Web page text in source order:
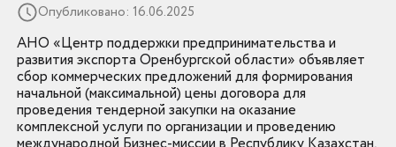
Опубликовано: 16.06.2025
АНО «Центр поддержки предпринимательства и
развития экспорта Оренбургской области» объявляет
сбор коммерческих предложений для формирования
начальной (максимальной) цены договора для
проведения тендерной закупки на оказание
комплексной услуги по организации и проведению